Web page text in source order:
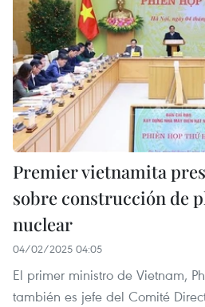
Premier vietnamita
sobre construcción de
nuclear
04/02/2025 04:05
El primer ministro de Vietnam,
también es jefe del Comité